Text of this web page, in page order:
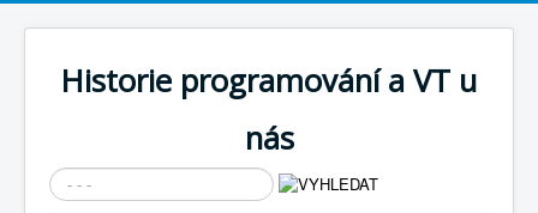
Historie programování a VT u
nás
Vyhledávání...